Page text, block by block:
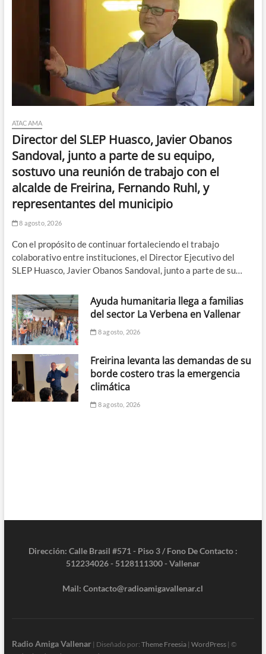
ATACAMA
Director del SLEP Huasco, Javier Obanos
Sandoval, junto a parte de su equipo,
sostuvo una reunión de trabajo con el
alcalde de Freirina, Fernando Ruhl, y
representantes del municipio
8 agosto, 2026
Con el propósito de continuar fortaleciendo el trabajo
colaborativo entre instituciones, el Director Ejecutivo del
SLEP Huasco, Javier Obanos Sandoval, junto a parte de su…
Ayuda humanitaria llega a familias
del sector La Verbena en Vallenar
8 agosto, 2026
Freirina levanta las demandas de su
borde costero tras la emergencia
climática
8 agosto, 2026
Dirección: Calle Brasil #571 - Piso 3 / Fono De Contacto :
512234026 - 5128111300 - Vallenar
Mail: Contacto@radioamigavallenar.cl
Radio Amiga Vallenar| Diseñado por: Theme Freesia| WordPress| ©